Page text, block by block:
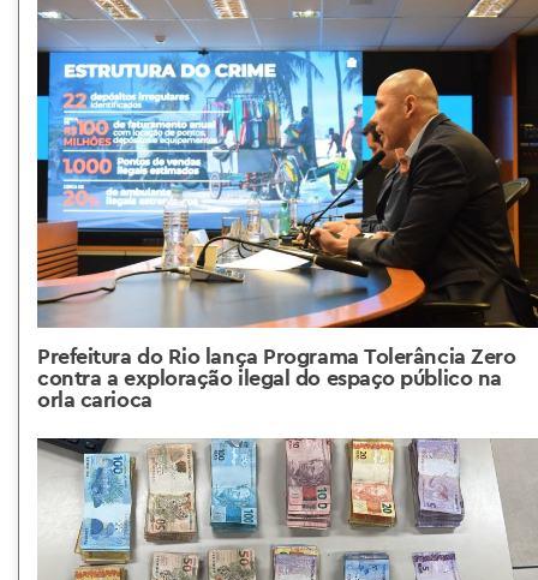
Prefeitura do Rio lança Programa Tolerância Zero
contra a exploração ilegal do espaço público na
orla carioca